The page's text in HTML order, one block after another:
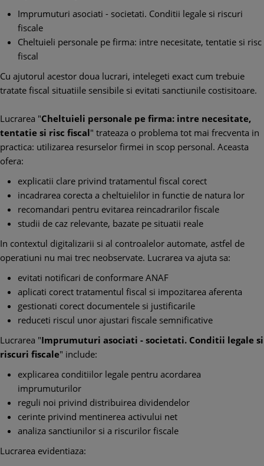
Imprumuturi asociati - societati. Conditii legale si riscuri
fiscale
Cheltuieli personale pe firma: intre necesitate, tentatie si risc
fiscal
Cu ajutorul acestor doua lucrari, intelegeti exact cum trebuie
tratate fiscal situatiile sensibile si evitati sanctiunile costisitoare.
Lucrarea "Cheltuieli personale pe firma: intre necesitate,
tentatie si risc fiscal" trateaza o problema tot mai frecventa in
practica: utilizarea resurselor firmei in scop personal. Aceasta
ofera:
explicatii clare privind tratamentul fiscal corect
incadrarea corecta a cheltuielilor in functie de natura lor
recomandari pentru evitarea reincadrarilor fiscale
studii de caz relevante, bazate pe situatii reale
In contextul digitalizarii si al controalelor automate, astfel de
operatiuni nu mai trec neobservate. Lucrarea va ajuta sa:
evitati notificari de conformare ANAF
aplicati corect tratamentul fiscal si impozitarea aferenta
gestionati corect documentele si justificarile
reduceti riscul unor ajustari fiscale semnificative
Lucrarea "Imprumuturi asociati - societati. Conditii legale si
riscuri fiscale" include:
explicarea conditiilor legale pentru acordarea
imprumuturilor
reguli noi privind distribuirea dividendelor
cerinte privind mentinerea activului net
analiza sanctiunilor si a riscurilor fiscale
Lucrarea evidentiaza: